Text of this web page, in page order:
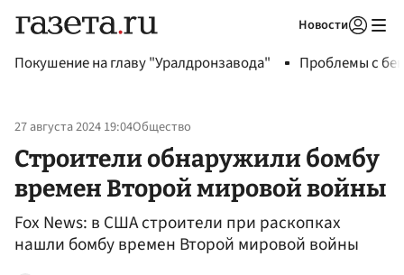
Новости
Покушение на главу "Уралдронзавода" Проблемы с
27 августа 2024 19:04Общество
Строители обнаружили бомбу
времен Второй мировой войны
Fox News: в США строители при раскопках
нашли бомбу времен Второй мировой войны